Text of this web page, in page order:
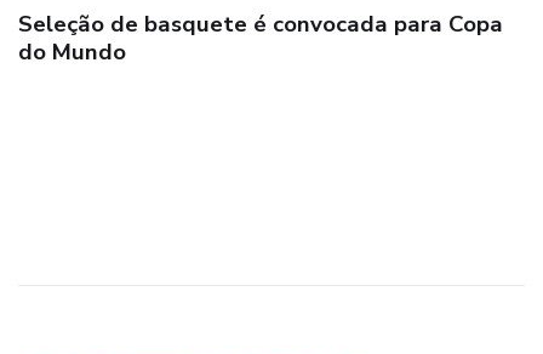
Seleção de basquete é convocada para Copa
do Mundo